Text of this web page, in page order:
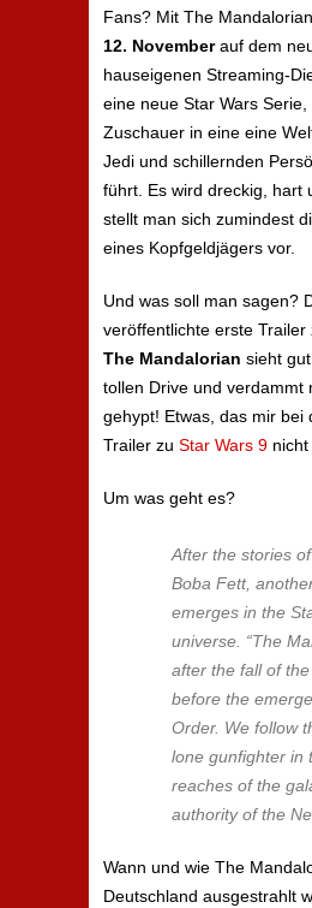
Fans? Mit The
12. Novemberauf dem
hauseigenen Streaming-
eine neue Star Wars
Zuschauer in eine eine
Jedi und schillernden
führt. Es wird dreckig, hart
stellt man sich zumindest
eines Kopfgeldjägers vor.
Und was soll man sagen?
veröffentlichte erste Trailer
The Mandalorian sieht
tollen Drive und verdammt
gehypt! Etwas, das mir bei
Trailer zu Star Wars 9 nicht
Um was geht es?
After the stories
Boba Fett,
emerges in the
universe. “The
after the fall of
before the
Order. We follow
lone gunfighter in
reaches of the
authority of the
Wann und wie The
Deutschland ausgestrahlt